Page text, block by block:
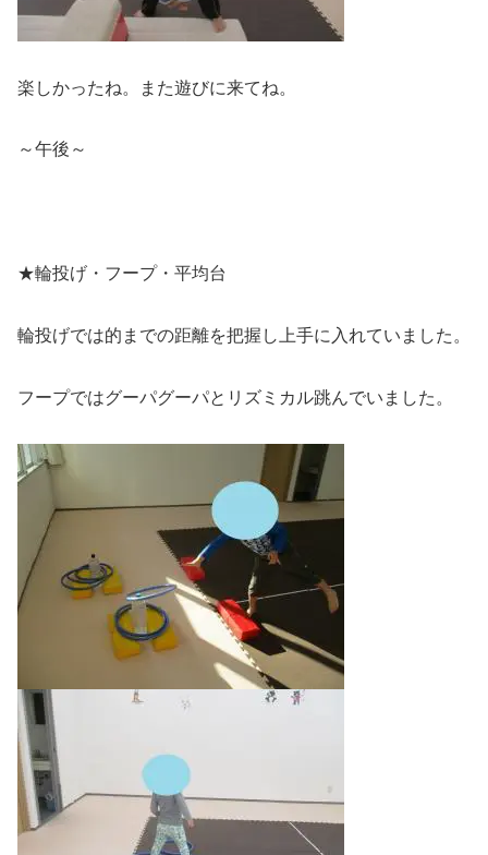
楽しかったね。また遊びに来てね。
～午後～
★輪投げ・フープ・平均台
輪投げでは的までの距離を把握し上手に入れていました。
フープではグーパグーパとリズミカル跳んでいました。